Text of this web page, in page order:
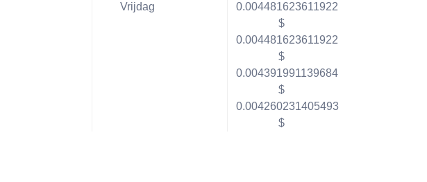
Vrijdag
0.004481623611922
$
0.004481623611922
$
0.004391991139684
$
0.004260231405493
$